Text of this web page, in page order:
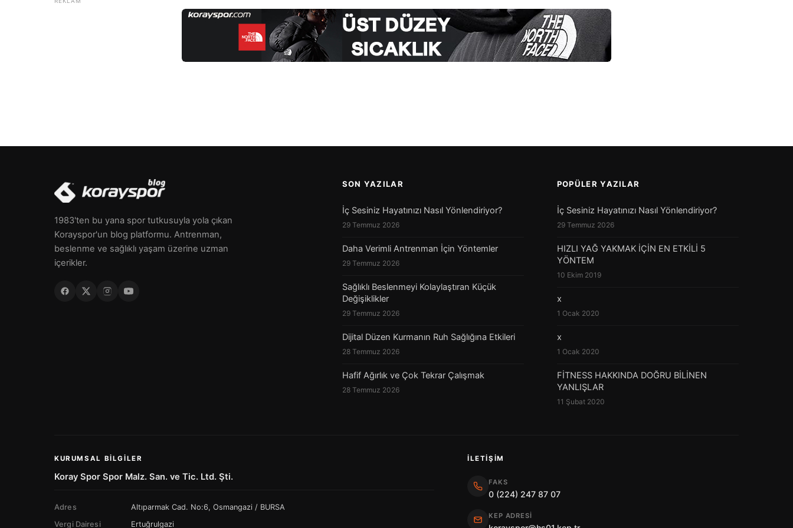
kendini gösterebilir. Bu bozuklukların belirtileri
düşünce ve davranışlarda değişiklikler, gerçeklikten
1983'ten bu yana spor tutkusuyla yola çıkan
Korayspor'un blog platformu. Antrenman,
beslenme ve sağlıklı yaşam üzerine uzman
içerikler.
SON YAZILAR
İç Sesiniz Hayatınızı Nasıl Yönlendiriyor?
29 Temmuz 2026
Daha Verimli Antrenman İçin Yöntemler
29 Temmuz 2026
Sağlıklı Beslenmeyi Kolaylaştıran Küçük
Değişiklikler
29 Temmuz 2026
Dijital Düzen Kurmanın Ruh Sağlığına Etkileri
28 Temmuz 2026
Hafif Ağırlık ve Çok Tekrar Çalışmak
28 Temmuz 2026
POPÜLER YAZILAR
İç Sesiniz Hayatınızı Nasıl Yönlendiriyor?
29 Temmuz 2026
HIZLI YAĞ YAKMAK İÇİN EN ETKİLİ 5
YÖNTEM
10 Ekim 2019
x
1 Ocak 2020
x
1 Ocak 2020
FİTNESS HAKKINDA DOĞRU BİLİNEN
YANLIŞLAR
11 Şubat 2020
KURUMSAL BILGILER
Koray Spor Spor Malz. San. ve Tic. Ltd. Şti.
Adres
Altıparmak Cad. No:6, Osmangazi / BURSA
Vergi Dairesi
Ertuğrulgazi
İLETIŞIM
FAKS
0 (224) 247 87 07
KEP ADRESI